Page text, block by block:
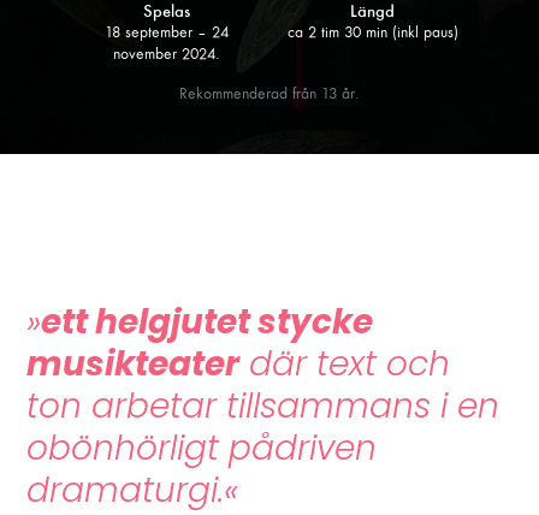
Spelas
18 september – 24
november 2024.
Längd
ca 2 tim 30 min (inkl paus)
Rekommenderad från 13 år.
»ett helgjutet stycke
musikteaterdär text och
ton arbetar tillsammans i en
obönhörligt pådriven
dramaturgi.«